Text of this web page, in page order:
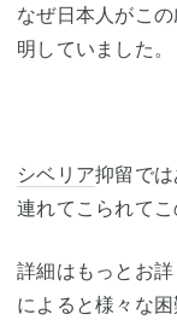
なぜ日本人がこ
明していました。
シベリア抑留で
連れてこられて
詳細はもっとお
によると様々な